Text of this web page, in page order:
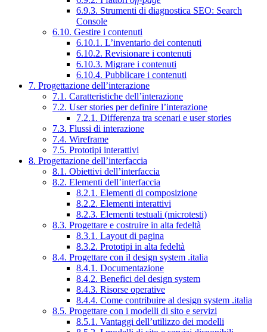
6.9.3. Strumenti di diagnostica SEO: Search
Console
6.10. Gestire i contenuti
6.10.1. L’inventario dei contenuti
6.10.2. Revisionare i contenuti
6.10.3. Migrare i contenuti
6.10.4. Pubblicare i contenuti
7. Progettazione dell’interazione
7.1. Caratteristiche dell’interazione
7.2. User stories per definire l’interazione
7.2.1. Differenza tra scenari e user stories
7.3. Flussi di interazione
7.4. Wireframe
7.5. Prototipi interattivi
8. Progettazione dell’interfaccia
8.1. Obiettivi dell’interfaccia
8.2. Elementi dell’interfaccia
8.2.1. Elementi di composizione
8.2.2. Elementi interattivi
8.2.3. Elementi testuali (microtesti)
8.3. Progettare e costruire in alta fedeltà
8.3.1. Layout di pagina
8.3.2. Prototipi in alta fedeltà
8.4. Progettare con il design system .italia
8.4.1. Documentazione
8.4.2. Benefici del design system
8.4.3. Risorse operative
8.4.4. Come contribuire al design system .italia
8.5. Progettare con i modelli di sito e servizi
8.5.1. Vantaggi dell’utilizzo dei modelli